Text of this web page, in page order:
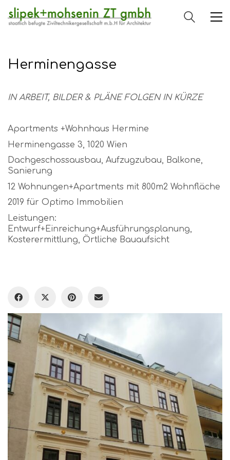
Herminengasse
IN ARBEIT, BILDER & PLÄNE FOLGEN IN KÜRZE
Apartments +Wohnhaus Hermine
Herminengasse 3, 1020 Wien
Dachgeschossausbau, Aufzugzubau, Balkone,
Sanierung
12 Wohnungen+Apartments mit 800m2 Wohnfläche
2019 für Optimo Immobilien
Leistungen:
Entwurf+Einreichung+Ausführungsplanung,
Kosterermittlung, Örtliche Bauaufsicht